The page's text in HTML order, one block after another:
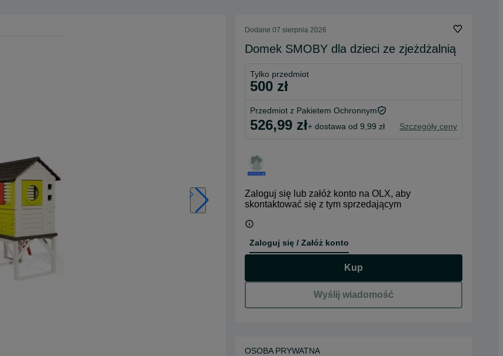
Dodane 07 sierpnia 2026
Domek SMOBY dla dzieci ze zjeżdżalnią
Tylko przedmiot
500 zł
Przedmiot z Pakietem Ochronnym
526,99 zł+ dostawa od 9,99 zł Szczegóły ceny
Zaloguj się lub załóż konto na OLX, aby
skontaktować się z tym sprzedającym
Zaloguj się / Załóż konto
Kup
Wyślij wiadomość
OSOBA PRYWATNA